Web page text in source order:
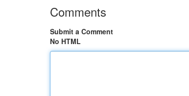
Comments
Submit a Comment
No HTML